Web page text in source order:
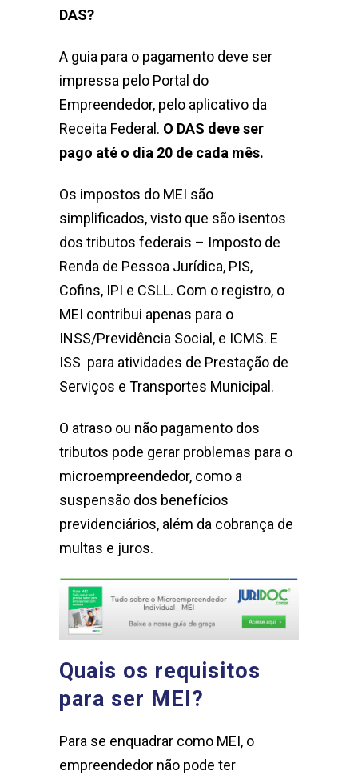
DAS?
A guia para o pagamento deve ser
impressa pelo Portal do
Empreendedor, pelo aplicativo da
Receita Federal. O DAS deve ser
pago até o dia 20 de cada mês.
Os impostos do MEI são
simplificados, visto que são isentos
dos tributos federais – Imposto de
Renda de Pessoa Jurídica, PIS,
Cofins, IPI e CSLL. Com o registro, o
MEI contribui apenas para o
INSS/Previdência Social, e ICMS. E
ISS para atividades de Prestação de
Serviços e Transportes Municipal.
O atraso ou não pagamento dos
tributos pode gerar problemas para o
microempreendedor, como a
suspensão dos benefícios
previdenciários, além da cobrança de
multas e juros.
Quais os requisitos
para ser MEI?
Para se enquadrar como MEI, o
empreendedor não pode ter